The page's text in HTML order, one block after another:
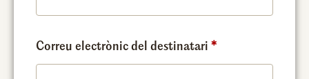
Correu electrònic del destinatari *